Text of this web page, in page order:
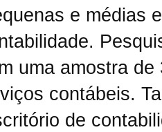
e médias
uma amostra
contábeis.
de